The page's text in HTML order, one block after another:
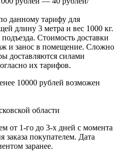
данному тарифу для
длину 3 метра и вес 1000 кг.
Стоимость доставки
и занос в помещение. Сложно
доставляются силами
их тарифов.
10000 рублей возможен
области
от 1-го до 3-х дней с момента
покупателем. Дата
заранее.